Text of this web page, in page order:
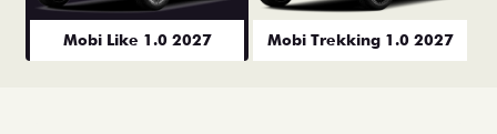
Mobi Like 1.0 2027 Mobi Trekking 1.0 2027